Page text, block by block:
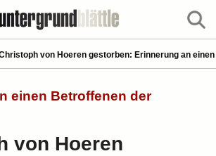
von Hoeren gestorben: Erinnerung an
einen Betroffenen der
von Hoeren